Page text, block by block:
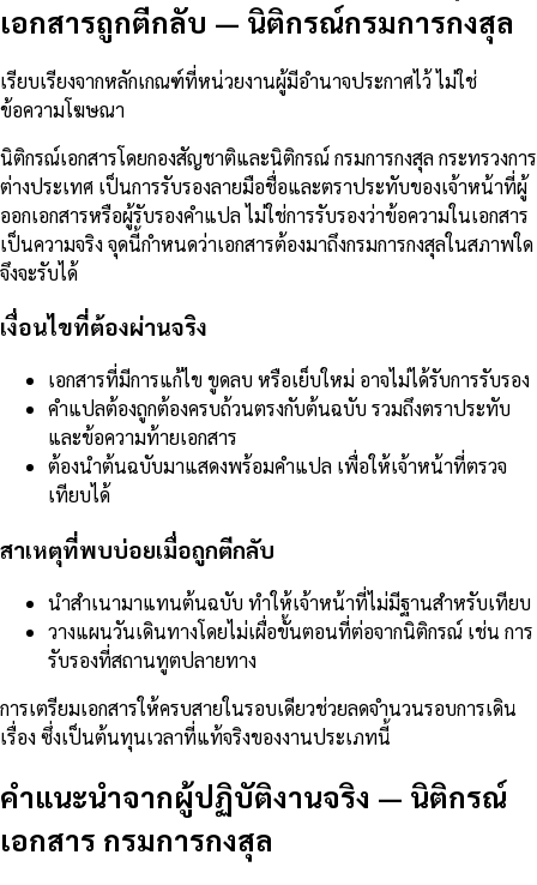
เอกสารถูกตีกลับ — นิติกรณ์กรมการกงสุล
เรียบเรียงจากหลักเกณฑ์ที่หน่วยงานผู้มีอำนาจประกาศไว้ ไม่ใช่
ข้อความโฆษณา
นิติกรณ์เอกสารโดยกองสัญชาติและนิติกรณ์ กรมการกงสุล กระทรวงการ
ต่างประเทศ เป็นการรับรองลายมือชื่อและตราประทับของเจ้าหน้าที่ผู้
ออกเอกสารหรือผู้รับรองคำแปล ไม่ใช่การรับรองว่าข้อความในเอกสาร
เป็นความจริง จุดนี้กำหนดว่าเอกสารต้องมาถึงกรมการกงสุลในสภาพใด
จึงจะรับได้
เงื่อนไขที่ต้องผ่านจริง
เอกสารที่มีการแก้ไข ขูดลบ หรือเย็บใหม่ อาจไม่ได้รับการรับรอง
คำแปลต้องถูกต้องครบถ้วนตรงกับต้นฉบับ รวมถึงตราประทับ
และข้อความท้ายเอกสาร
ต้องนำต้นฉบับมาแสดงพร้อมคำแปล เพื่อให้เจ้าหน้าที่ตรวจ
เทียบได้
สาเหตุที่พบบ่อยเมื่อถูกตีกลับ
นำสำเนามาแทนต้นฉบับ ทำให้เจ้าหน้าที่ไม่มีฐานสำหรับเทียบ
วางแผนวันเดินทางโดยไม่เผื่อขั้นตอนที่ต่อจากนิติกรณ์ เช่น การ
รับรองที่สถานทูตปลายทาง
การเตรียมเอกสารให้ครบสายในรอบเดียวช่วยลดจำนวนรอบการเดิน
เรื่อง ซึ่งเป็นต้นทุนเวลาที่แท้จริงของงานประเภทนี้
คำแนะนำจากผู้ปฏิบัติงานจริง — นิติกรณ์
เอกสาร กรมการกงสุล